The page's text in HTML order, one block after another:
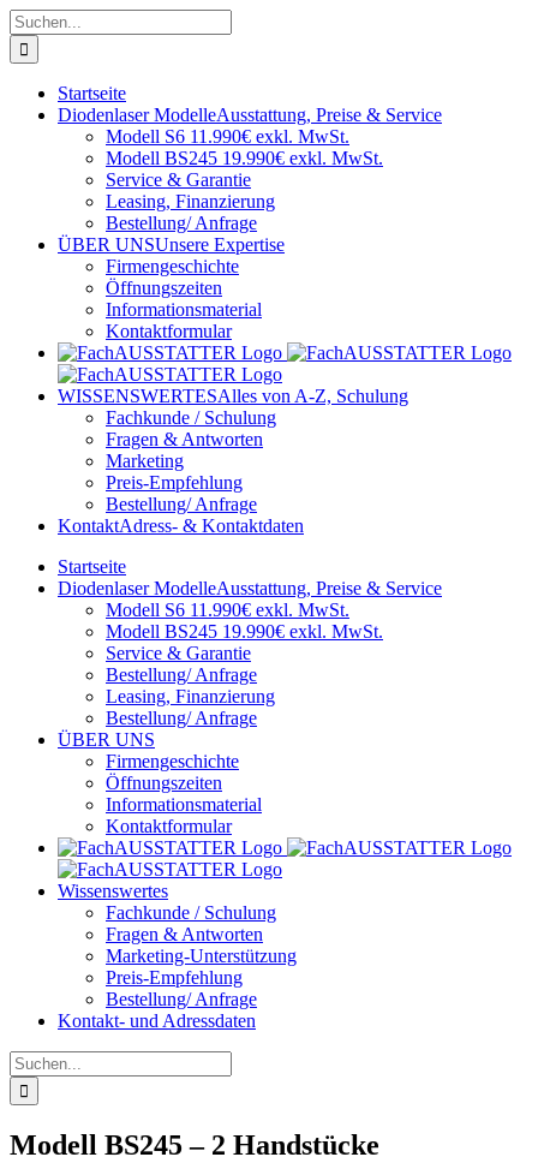
Zum
Inhalt
springen
Suche
nach:
Startseite
Diodenlaser ModelleAusstattung, Preise & Service
Modell S6 11.990€ exkl. MwSt.
Modell BS245 19.990€ exkl. MwSt.
Service & Garantie
Leasing, Finanzierung
Bestellung/ Anfrage
ÜBER UNSUnsere Expertise
Firmengeschichte
Öffnungszeiten
Informationsmaterial
Kontaktformular
WISSENSWERTESAlles von A-Z, Schulung
Fachkunde / Schulung
Fragen & Antworten
Marketing
Preis-Empfehlung
Bestellung/ Anfrage
KontaktAdress- & Kontaktdaten
Startseite
Diodenlaser ModelleAusstattung, Preise & Service
Modell S6 11.990€ exkl. MwSt.
Modell BS245 19.990€ exkl. MwSt.
Service & Garantie
Bestellung/ Anfrage
Leasing, Finanzierung
Bestellung/ Anfrage
ÜBER UNS
Firmengeschichte
Öffnungszeiten
Informationsmaterial
Kontaktformular
Wissenswertes
Fachkunde / Schulung
Fragen & Antworten
Marketing-Unterstützung
Preis-Empfehlung
Bestellung/ Anfrage
Kontakt- und Adressdaten
Suche
nach:
Modell BS245 – 2 Handstücke